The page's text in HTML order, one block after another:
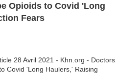
Opioids to Covid 'Long
Fears